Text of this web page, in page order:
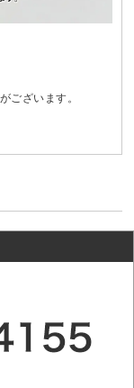
ございます。